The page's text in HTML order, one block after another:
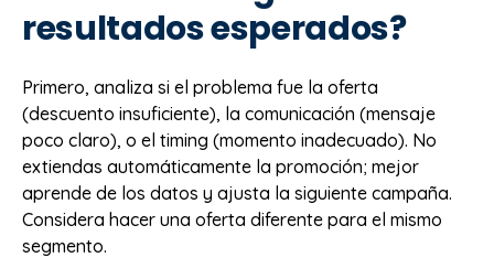
resultados esperados?
Primero, analiza si el problema fue la oferta
(descuento insuficiente), la comunicación (mensaje
poco claro), o el timing (momento inadecuado). No
extiendas automáticamente la promoción; mejor
aprende de los datos y ajusta la siguiente campaña.
Considera hacer una oferta diferente para el mismo
segmento.